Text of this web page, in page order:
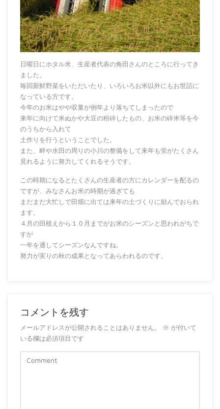
日曜日にホタル米、生産者代表の角田さんのところに行ってき
ました。
毎回新鮮野菜をいただいたり、いろいろお米以外にもお世話に
なっている方です。
今年のお米はやや収量が例年より落ちてしまったので
来年に向けて米ぬかや大豆の粉砕したもの、お米の砕米等を今
のうちから入れて
土作りを行うということでした。
また、畔や水田の周りの小川の整備をして来年も蛍がたくさん
見れるように努力してくれるそうです。
この時期になるとたくさんの生産者の方にカレンダーを配るの
ですが、みなさんお米の時期が過ぎても
まだまだ大忙しで田畑に出ては来年の土づくりに励んでおられ
ます。
４月の田植えから１０月までがお米のシーズンと思われがちで
すが
一年を通してシーズンなんですね。
努力が実りの秋の成果となってあらわれるのです。
コメントを残す
メールアドレスが公開されることはありません。 ※ が付いて
いる欄は必須項目です